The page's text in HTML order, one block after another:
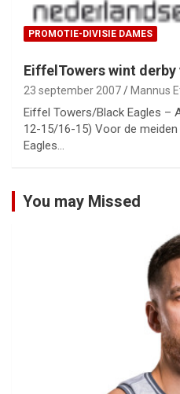
PROMOTIE-DIVISIE DAMES
EiffelTowers wint derby
23 september 2007 Mannus
Eiffel Towers/Black Eagles –
12-15/16-15) Voor de
Eagles…
You may Missed